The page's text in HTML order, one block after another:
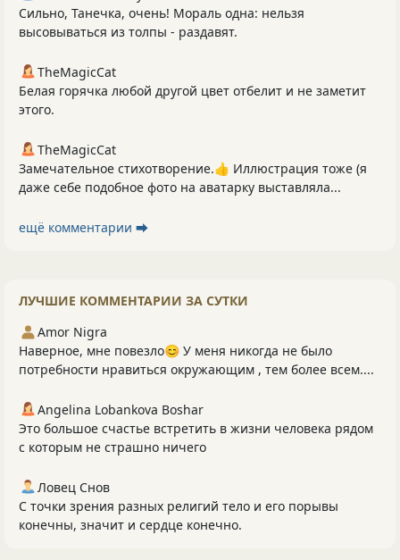
Сильно, Танечка, очень! Мораль одна: нельзя
высовываться из толпы - раздавят.
TheMagicCat
Белая горячка любой другой цвет отбелит и не заметит
этого.
TheMagicCat
Замечательное стихотворение.👍 Иллюстрация тоже (я
даже себе подобное фото на аватарку выставляла...
ещё комментарии ⮕
ЛУЧШИЕ КОММЕНТАРИИ ЗА СУТКИ
Amor Nigra
Наверное, мне повезло😊 У меня никогда не было
потребности нравиться окружающим , тем более всем....
Angelina Lobankova Boshar
Это большое счастье встретить в жизни человека рядом
с которым не страшно ничего
Ловец Снов
С точки зрения разных религий тело и его порывы
конечны, значит и сердце конечно.